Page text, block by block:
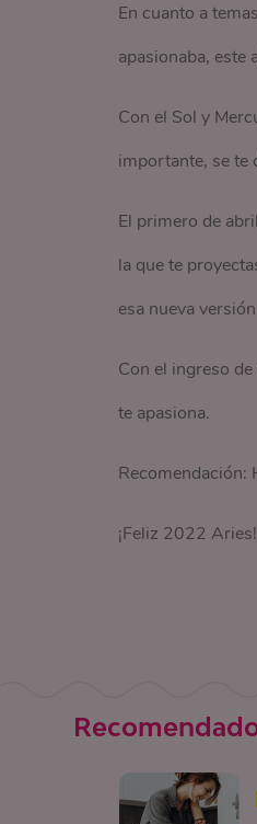
En cuanto a
apasionaba, este
Con el Sol y
importante, se te
El primero de
la que te
esa nueva
Con el ingreso
te apasiona.
Recomendación:
¡Feliz 2022 Aries!